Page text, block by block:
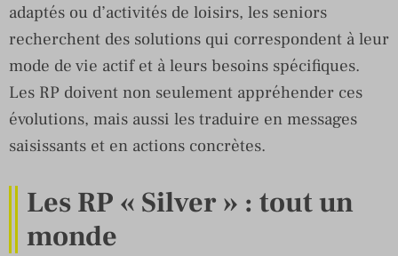
adaptés ou d’activités de loisirs, les seniors
recherchent des solutions qui correspondent à leur
mode de vie actif et à leurs besoins spécifiques.
Les RP doivent non seulement appréhender ces
évolutions, mais aussi les traduire en messages
saisissants et en actions concrètes.
Les RP « Silver » : tout un
monde